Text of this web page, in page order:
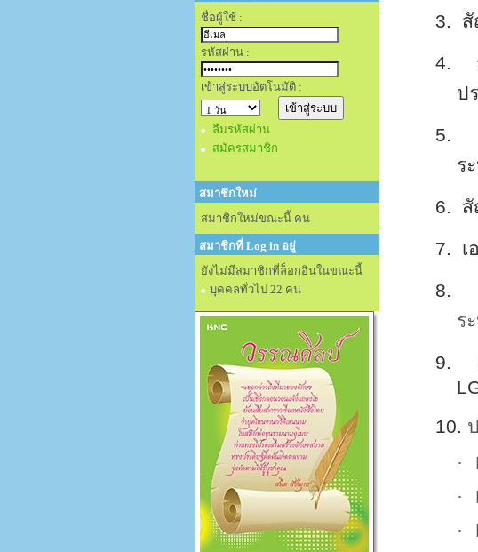
ชื่อผู้ใช้ :
รหัสผ่าน :
เข้าสู่ระบบอัตโนมัติ :
ลืมรหัสผ่าน
สมัครสมาชิก
สมาชิกใหม่
สมาชิกใหม่ขณะนี้ คน
สมาชิกที่ Log in อยู่
ยังไม่มีสมาชิกที่ล็อกอินในขณะนี้
บุคคลทั่วไป 22 คน
3.
สั
4.
ป
5.
ร
6.
สั
7.
เ
8.
ร
9.
10.
·
·
·